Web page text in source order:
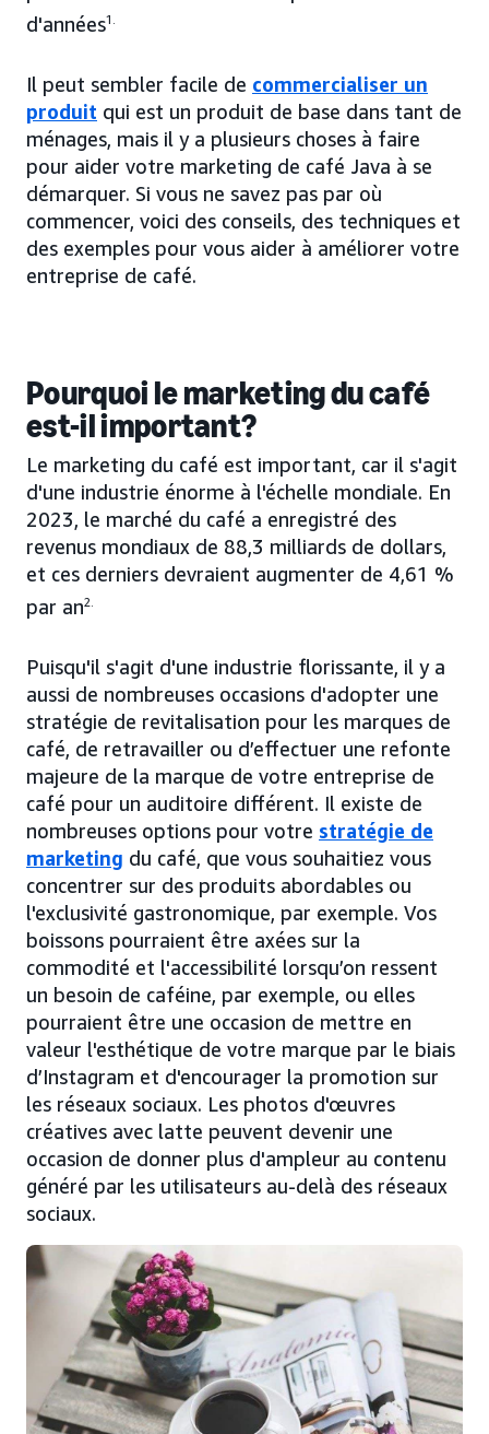
d'années1.
Il peut sembler facile de commercialiser un
produit qui est un produit de base dans tant de
ménages, mais il y a plusieurs choses à faire
pour aider votre marketing de café Java à se
démarquer. Si vous ne savez pas par où
commencer, voici des conseils, des techniques et
des exemples pour vous aider à améliorer votre
entreprise de café.
Pourquoi le marketing du café
est-il important?
Le marketing du café est important, car il s'agit
d'une industrie énorme à l'échelle mondiale. En
2023, le marché du café a enregistré des
revenus mondiaux de 88,3 milliards de dollars,
et ces derniers devraient augmenter de 4,61 %
par an2.
Puisqu'il s'agit d'une industrie florissante, il y a
aussi de nombreuses occasions d'adopter une
stratégie de revitalisation pour les marques de
café, de retravailler ou d’effectuer une refonte
majeure de la marque de votre entreprise de
café pour un auditoire différent. Il existe de
nombreuses options pour votre stratégie de
marketing du café, que vous souhaitiez vous
concentrer sur des produits abordables ou
l'exclusivité gastronomique, par exemple. Vos
boissons pourraient être axées sur la
commodité et l'accessibilité lorsqu’on ressent
un besoin de caféine, par exemple, ou elles
pourraient être une occasion de mettre en
valeur l'esthétique de votre marque par le biais
d’Instagram et d'encourager la promotion sur
les réseaux sociaux. Les photos d'œuvres
créatives avec latte peuvent devenir une
occasion de donner plus d'ampleur au contenu
généré par les utilisateurs au-delà des réseaux
sociaux.